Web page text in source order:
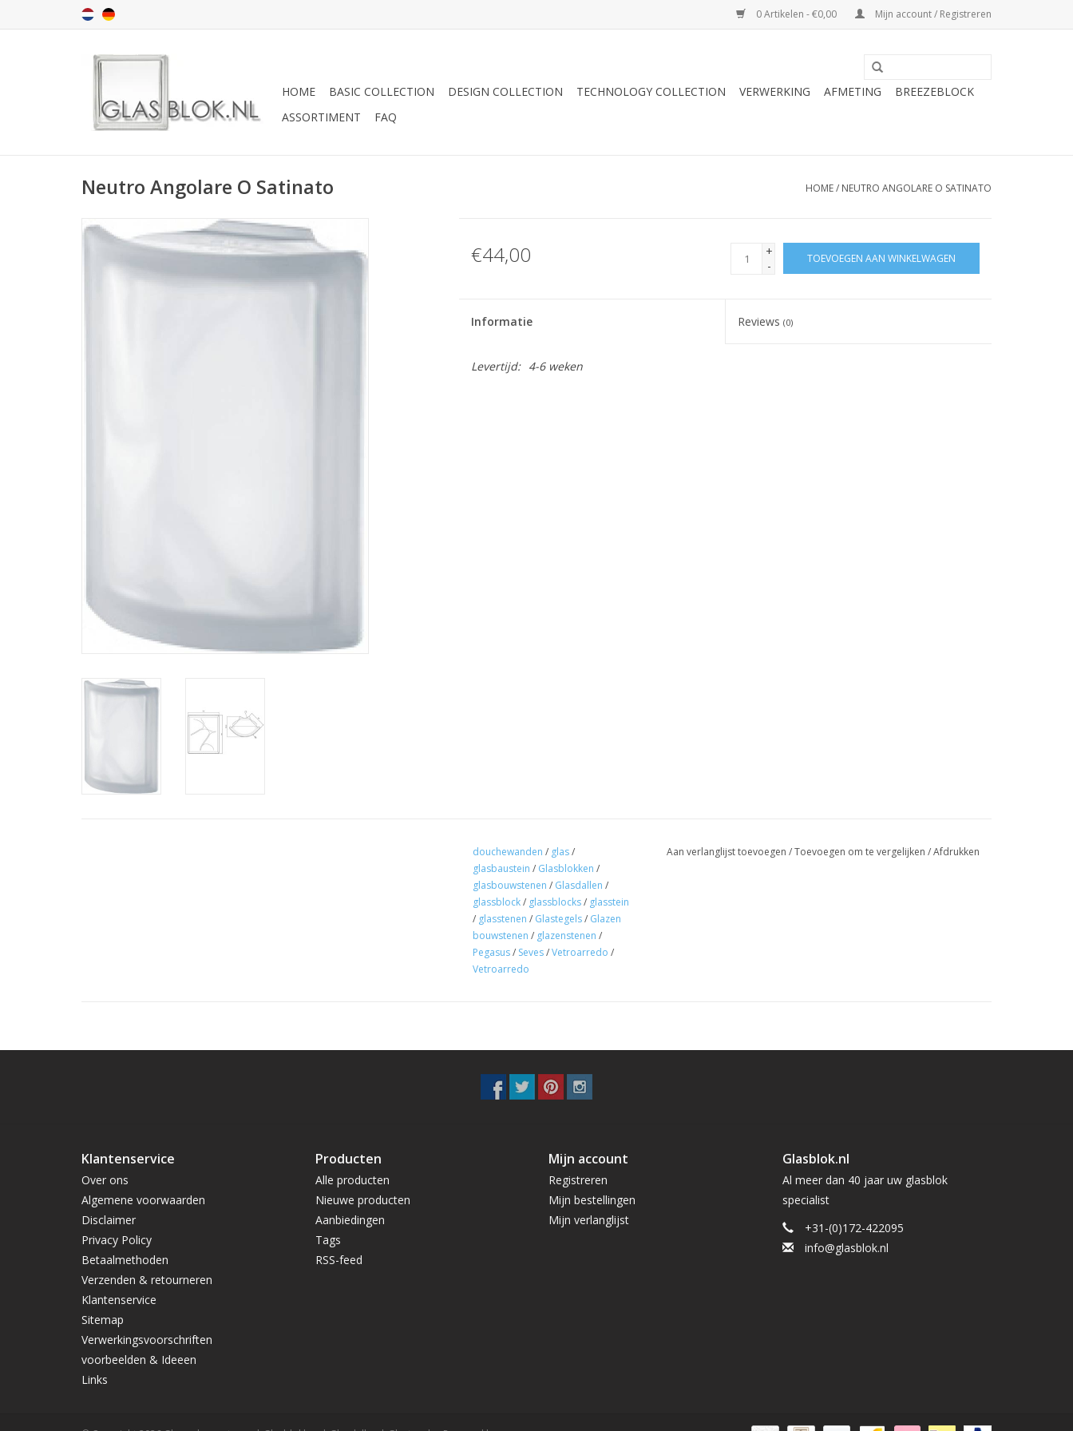
0 Artikelen - €0,00 Mijn account / Registreren
HOME BASIC COLLECTION DESIGN COLLECTION TECHNOLOGY COLLECTION VERWERKING AFMETING
BREEZEBLOCK
ASSORTIMENT
FAQ
Neutro Angolare O Satinato HOME/ NEUTRO ANGOLARE O SATINATO
€44,00
+
-
TOEVOEGEN AAN WINKELWAGEN
Informatie Reviews(0)
Levertijd: 4-6 weken
douchewanden / glas/
glasbaustein / Glasblokken /
glasbouwstenen / Glasdallen /
glassblock/ glassblocks/ glasstein
/ glasstenen / Glastegels/ Glazen
bouwstenen / glazenstenen /
Pegasus/ Seves/Vetroarredo /
Vetroarredo
Aan verlanglijst toevoegen /Toevoegen om te vergelijken /Afdrukken
Klantenservice
Over ons
Algemene voorwaarden
Disclaimer
Privacy Policy
Betaalmethoden
Verzenden & retourneren
Klantenservice
Sitemap
Verwerkingsvoorschriften
voorbeelden & Ideeen
Links
Producten
Alle producten
Nieuwe producten
Aanbiedingen
Tags
RSS-feed
Mijn account
Registreren
Mijn bestellingen
Mijn verlanglijst
Glasblok.nl
Al meer dan 40 jaar uw glasblok
specialist
+31-(0)172-422095
info@glasblok.nl